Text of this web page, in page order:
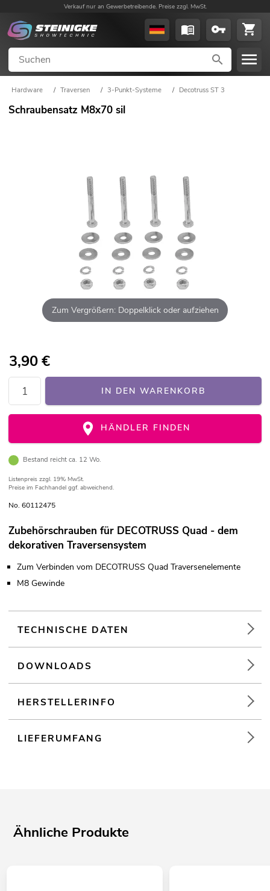
Verkauf nur an Gewerbetreibende. Preise zzgl. MwSt.
Hardware / Traversen / 3-Punkt-Systeme / Decotruss ST 3
Schraubensatz M8x70 sil
Zum Vergrößern: Doppelklick oder aufziehen
3,90€
IN DEN WARENKORB
HÄNDLER FINDEN
Bestand reicht ca. 12 Wo.
Listenpreis zzgl. 19% MwSt.
Preise im Fachhandel ggf. abweichend.
No. 60112475
Zubehörschrauben für DECOTRUSS Quad - dem
dekorativen Traversensystem
Zum Verbinden vom DECOTRUSS Quad Traversenelemente
M8 Gewinde
TECHNISCHE DATEN
DOWNLOADS
HERSTELLERINFO
LIEFERUMFANG
Ähnliche Produkte